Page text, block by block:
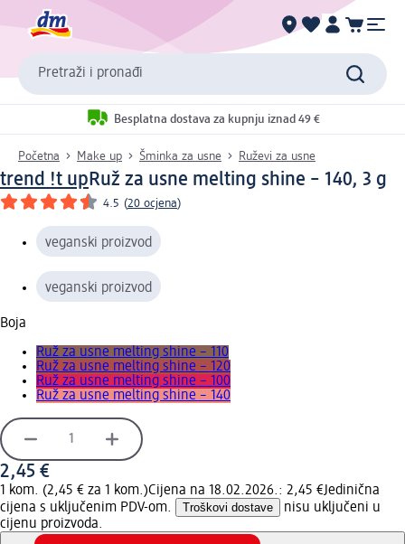
Pretraži i pronađi
Besplatna dostava za kupnju iznad 49 €
Početna Make up Šminka za usne Ruževi za usne
trend !t upRuž za usne melting shine – 140, 3 g
4.5 (20 ocjena)
veganski proizvod
veganski proizvod
Boja
Ruž za usne melting shine – 110
Ruž za usne melting shine – 120
Ruž za usne melting shine – 100
Ruž za usne melting shine – 140
2,45 €
1 kom. (2,45 € za 1 kom.)Cijena na 18.02.2026.: 2,45 €Jedinična
cijena s uključenim PDV-om.
Troškovi dostave
nisu uključeni u
cijenu proizvoda.